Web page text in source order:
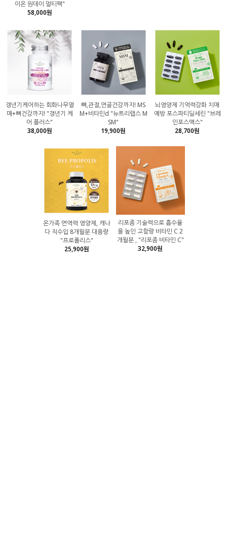
이온 원데이 멀티팩"
58,000원
갱년기케어하는 회화나무열
매+뼈건강까지! "갱년기 케
어 플러스"
38,000원
뼈,관절,연골건강까지! MS
M+비타민d "뉴트리랩스 M
SM"
19,900원
뇌영양제 기억력강화 치매
예방 포스파티딜세린 "브레
인포스맥스"
28,700원
온가족 면역력 영양제, 캐나
다 직수입 8개월분 대용량
"프로폴리스"
25,900원
리포좀 기술력으로 흡수율
을 높인 고함량 비타민 C 2
개월분 , "리포좀 비타민 C"
32,900원